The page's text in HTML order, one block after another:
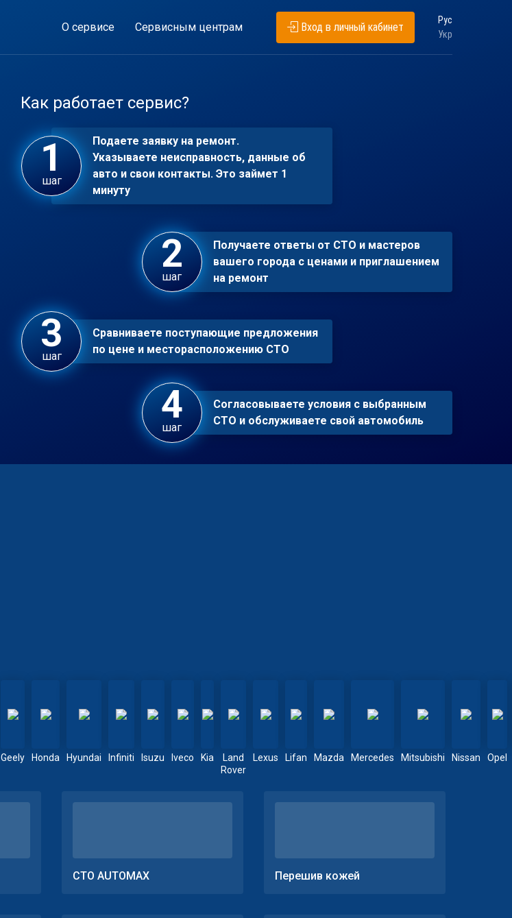
О сервисе Сервисным центрам Вход в личный кабинет
Рус
Укр
Как работает сервис?
шаг
Подаете заявку на ремонт.
Указываете неисправность, данные об
авто и свои контакты. Это займет 1
минуту
шаг
Получаете ответы от СТО и мастеров
вашего города с ценами и приглашением
на ремонт
шаг
Сравниваете поступающие предложения
по цене и месторасположению СТО
шаг
Согласовываете условия с выбранным
СТО и обслуживаете свой автомобиль
Geely Honda Hyundai Infiniti Isuzu Iveco Kia
Land
Rover
Lexus Lifan Mazda Mercedes Mitsubishi Nissan Opel
СТО AUTOMAX Перешив кожей